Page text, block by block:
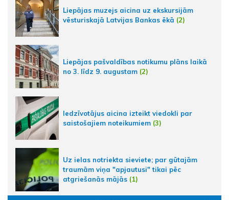
Liepājas muzejs aicina uz ekskursijām
vēsturiskajā Latvijas Bankas ēkā (2)
Liepājas pašvaldības notikumu plāns laikā
no 3. līdz 9. augustam (2)
Iedzīvotājus aicina izteikt viedokli par
saistošajiem noteikumiem (3)
Uz ielas notriekta sieviete; par gūtajām
traumām viņa "apjautusi" tikai pēc
atgriešanās mājās (1)